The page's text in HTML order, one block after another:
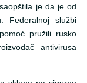
je da je od
Federalnoj službi
pružili rusko
antivirusa